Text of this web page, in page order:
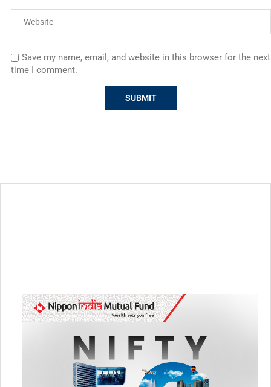
Save my name, email, and website in this browser for the next
time I comment.